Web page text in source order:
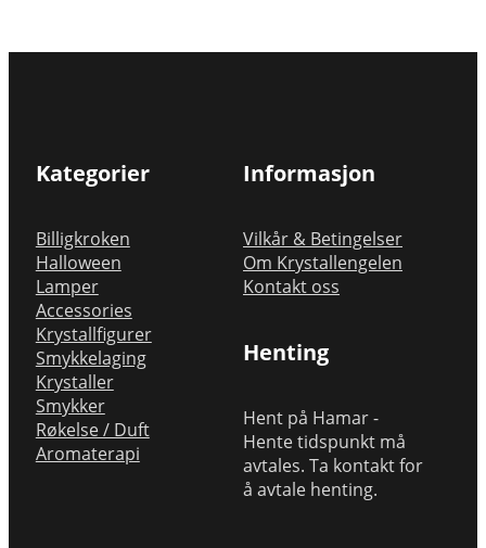
Kategorier
Billigkroken
Halloween
Lamper
Accessories
Krystallfigurer
Smykkelaging
Krystaller
Smykker
Røkelse / Duft
Aromaterapi
Informasjon
Vilkår & Betingelser
Om Krystallengelen
Kontakt oss
Henting
Hent på Hamar -
Hente tidspunkt må
avtales. Ta kontakt for
å avtale henting.